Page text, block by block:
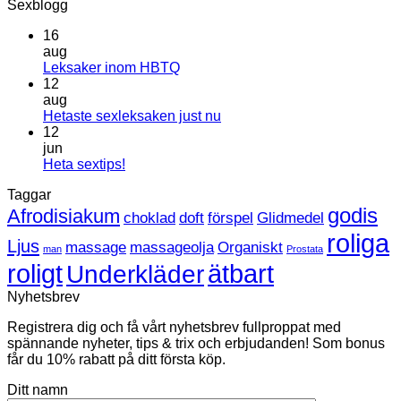
Sexblogg
16
aug
Leksaker inom HBTQInga
Leksaker
12
aug
Hetaste sexleksaken just nu
12
jun
Heta sextips!
Heta
sextips!
Taggar
Afrodisiakum choklad doft förspel Glidmedel godis
Ljus man massage massageolja Organiskt Prostata roliga
roligtUnderkläderätbart
Nyhetsbrev
Registrera dig och få vårt nyhetsbrev fullproppat med
spännande nyheter, tips & trix och erbjudanden! Som bonus
får du 10% rabatt på ditt första köp.
Ditt namn